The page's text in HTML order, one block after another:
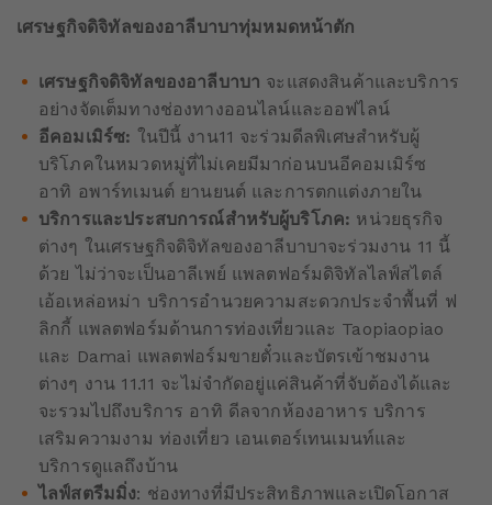
เศรษฐกิจดิจิทัลของอาลีบาบาทุ่มหมดหน้าตัก
เศรษฐกิจดิจิทัลของอาลีบาบา จะแสดงสินค้าและบริการ
อย่างจัดเต็มทางช่องทางออนไลน์และออฟไลน์
อีคอมเมิร์ซ: ในปีนี้ งาน11 จะร่วมดีลพิเศษสำหรับผู้
บริโภคในหมวดหมู่ที่ไม่เคยมีมาก่อนบนอีคอมเมิร์ซ
อาทิ อพาร์ทเมนต์ ยานยนต์ และการตกแต่งภายใน
บริการและประสบการณ์สำหรับผู้บริโภค: หน่วยธุรกิจ
ต่างๆ ในเศรษฐกิจดิจิทัลของอาลีบาบาจะร่วมงาน 11 นี้
ด้วย ไม่ว่าจะเป็นอาลีเพย์ แพลตฟอร์มดิจิทัลไลฟ์สไตล์
เอ้อเหล่อหม่า บริการอำนวยความสะดวกประจำพื้นที่ ฟ
ลิกกี้ แพลตฟอร์มด้านการท่องเที่ยวและ Taopiaopiao
และ Damai แพลตฟอร์มขายตั๋วและบัตรเข้าชมงาน
ต่างๆ งาน 11.11 จะไม่จำกัดอยู่แค่สินค้าที่จับต้องได้และ
จะรวมไปถึงบริการ อาทิ ดีลจากห้องอาหาร บริการ
เสริมความงาม ท่องเที่ยว เอนเตอร์เทนเมนท์และ
บริการดูแลถึงบ้าน
ไลฟ์สตรีมมิ่ง: ช่องทางที่มีประสิทธิภาพและเปิดโอกาส